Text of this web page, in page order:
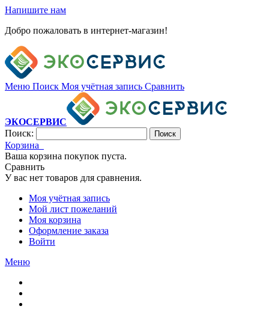
Напишите нам
Добро пожаловать в интернет-магазин!
Меню Поиск Моя учётная запись Сравнить
ЭКОСЕРВИС
Поиск:
Поиск
Корзина
Ваша корзина покупок пуста.
Сравнить
У вас нет товаров для сравнения.
Моя учётная запись
Мой лист пожеланий
Моя корзина
Оформление заказа
Войти
Меню